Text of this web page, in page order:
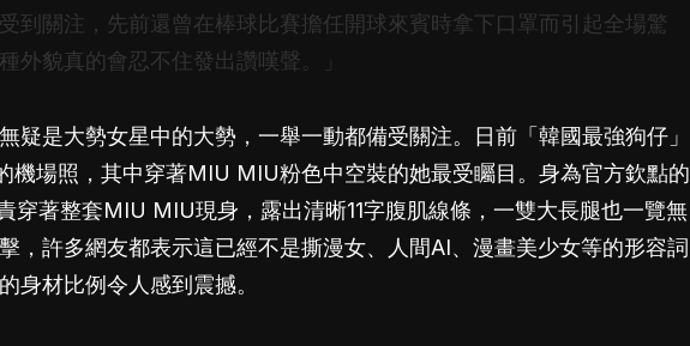
到關注，先前還曾在棒球比賽擔任開球來賓時拿下口罩而引起全場驚
外貌真的會忍不住發出讚嘆聲。」
無疑是大勢女星中的大勢，一舉一動都備受關注。日前「韓國最強狗仔」
機場照，其中穿著MIU MIU粉色中空裝的她最受矚目。身為官方欽點的
穿著整套MIU MIU現身，露出清晰11字腹肌線條，一雙大長腿也一覽無
，許多網友都表示這已經不是撕漫女、人間AI、漫畫美少女等的形容詞
身材比例令人感到震撼。